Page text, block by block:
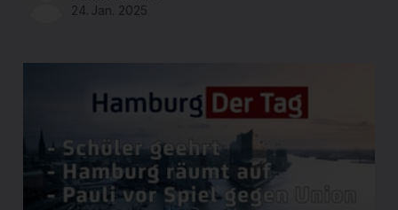
24. Jan. 2025